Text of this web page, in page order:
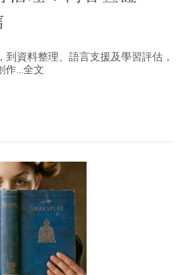
資料整理、語言支援及學習評估，
作...全文